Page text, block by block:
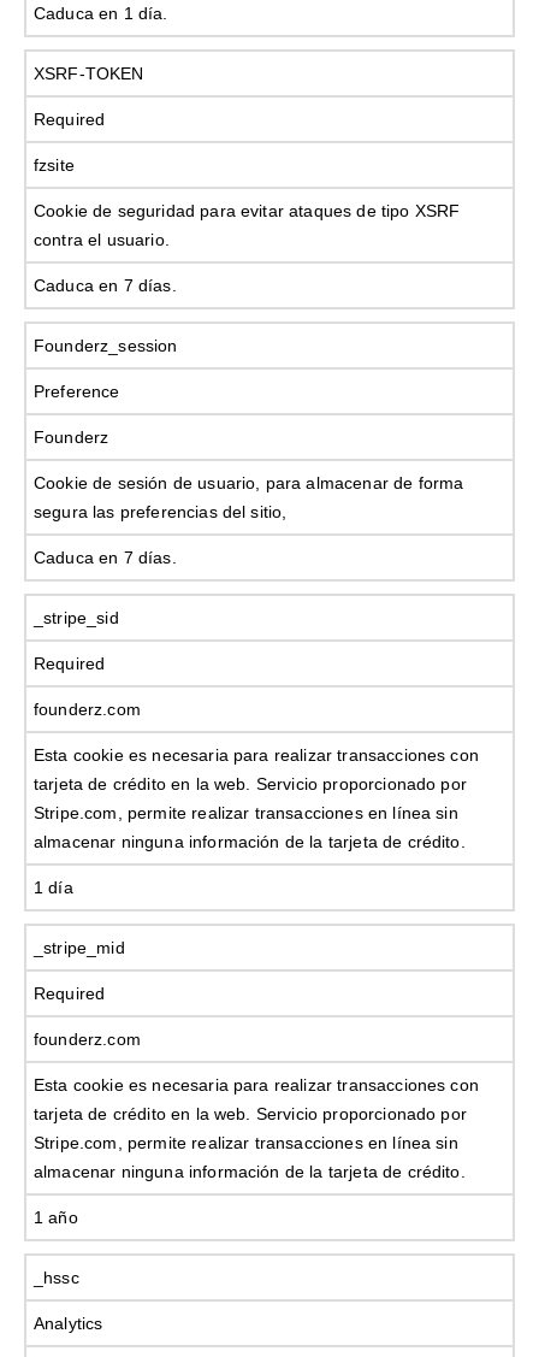
Caduca en 1 día.
XSRF-TOKEN
Required
fzsite
Cookie de seguridad para evitar ataques de tipo XSRF
contra el usuario.
Caduca en 7 días.
Founderz_session
Preference
Founderz
Cookie de sesión de usuario, para almacenar de forma
segura las preferencias del sitio,
Caduca en 7 días.
_stripe_sid
Required
founderz.com
Esta cookie es necesaria para realizar transacciones con
tarjeta de crédito en la web. Servicio proporcionado por
Stripe.com, permite realizar transacciones en línea sin
almacenar ninguna información de la tarjeta de crédito.
1 día
_stripe_mid
Required
founderz.com
Esta cookie es necesaria para realizar transacciones con
tarjeta de crédito en la web. Servicio proporcionado por
Stripe.com, permite realizar transacciones en línea sin
almacenar ninguna información de la tarjeta de crédito.
1 año
_hssc
Analytics